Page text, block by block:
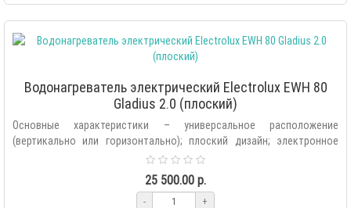
Водонагреватель электрический Electrolux EWH 80
Gladius 2.0 (плоский)
Основные характеристики – универсальное расположение
(вертикально или горизонтально); плоский дизайн; электронное
25 500.00 р.
- +